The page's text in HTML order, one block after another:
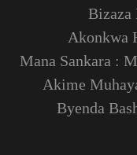
Bizaza
Akonkwa
Mana Sankara :
Akime
Byenda